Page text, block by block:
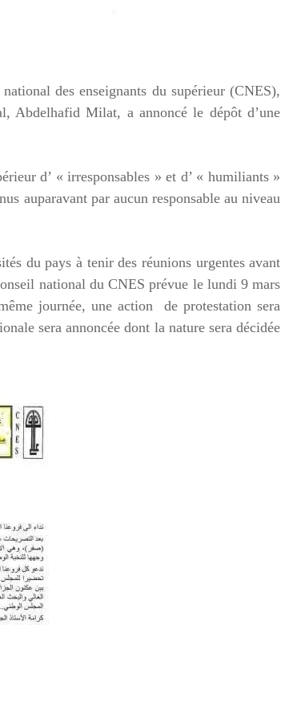
des enseignants du supérieur (CNES),
Abdelhafid Milat, a annoncé le dépôt d’une
d’ « irresponsables » et d’ « humiliants »
auparavant par aucun responsable au niveau
du pays à tenir des réunions urgentes avant
national du CNES prévue le lundi 9 mars
journée, une action de protestation sera
sera annoncée dont la nature sera décidée